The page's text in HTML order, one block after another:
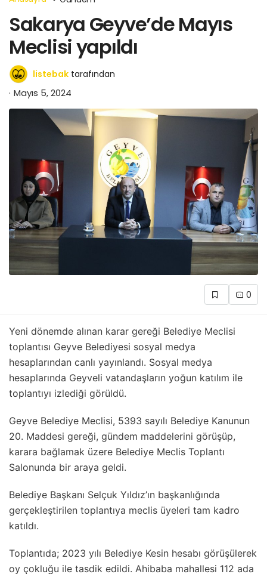
Sakarya Geyve’de Mayıs
Meclisi yapıldı
listebak tarafından
Mayıs 5, 2024
0
Yeni dönemde alınan karar gereği Belediye Meclisi
toplantısı Geyve Belediyesi sosyal medya
hesaplarından canlı yayınlandı. Sosyal medya
hesaplarında Geyveli vatandaşların yoğun katılım ile
toplantıyı izlediği görüldü.
Geyve Belediye Meclisi, 5393 sayılı Belediye Kanunun
20. Maddesi gereği, gündem maddelerini görüşüp,
karara bağlamak üzere Belediye Meclis Toplantı
Salonunda bir araya geldi.
Belediye Başkanı Selçuk Yıldız’ın başkanlığında
gerçekleştirilen toplantıya meclis üyeleri tam kadro
katıldı.
Toplantıda; 2023 yılı Belediye Kesin hesabı görüşülerek
oy çokluğu ile tasdik edildi. Ahibaba mahallesi 112 ada